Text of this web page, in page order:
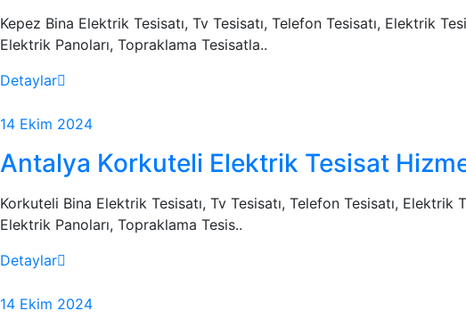
Kepez Bina Elektrik Tesisatı, Tv Tesisatı, Telefon Tesisatı, Elektrik
Elektrik Panoları, Topraklama Tesisatla..
Detaylar
14 Ekim 2024
Antalya Korkuteli Elektrik Tesisat
Korkuteli Bina Elektrik Tesisatı, Tv Tesisatı, Telefon Tesisatı, Elektrik
Elektrik Panoları, Topraklama Tesis..
Detaylar
14 Ekim 2024